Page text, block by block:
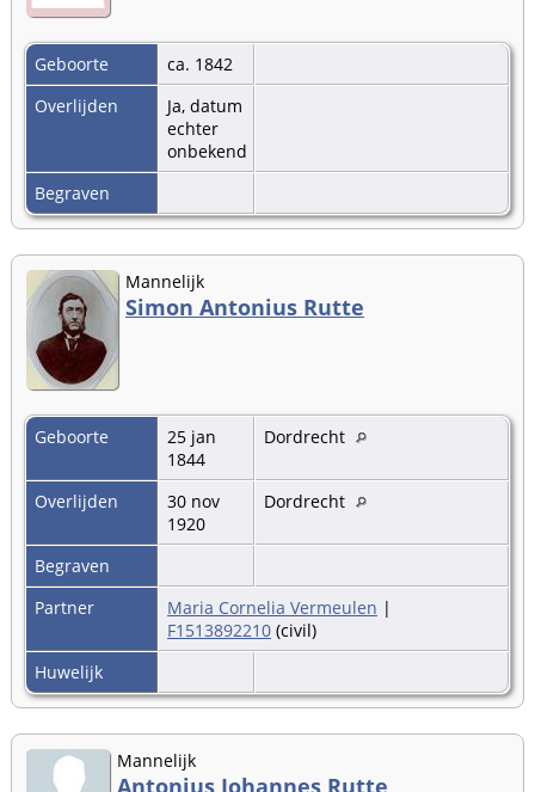
Geboorte
ca. 1842
Overlijden
Ja, datum
echter
onbekend
Begraven
Mannelijk
Simon Antonius Rutte
Geboorte
25 jan
1844
Dordrecht
Overlijden
30 nov
1920
Dordrecht
Begraven
Partner
Maria Cornelia Vermeulen |
F1513892210 (civil)
Huwelijk
Mannelijk
Antonius Johannes Rutte